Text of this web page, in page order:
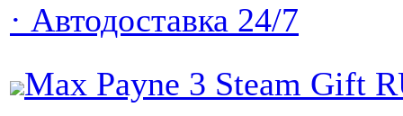
· Автодоставка 24/7
Max Payne 3 Steam Gift